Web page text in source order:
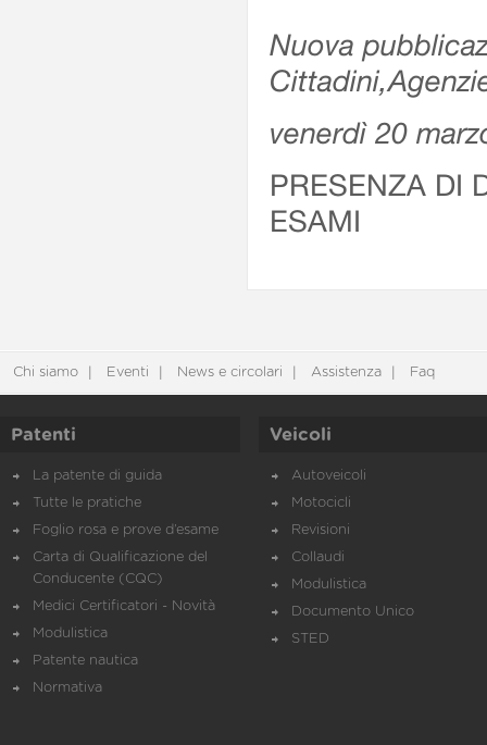
Nuova
venerdì 20
PRESENZA DI
ESAMI
Chi siamo Eventi News e circolari Assistenza Faq
Patenti
La patente di guida
Tutte le pratiche
Foglio rosa e prove d’esame
Carta di Qualificazione del
Conducente (CQC)
Medici Certificatori - Novità
Modulistica
Patente nautica
Normativa
Veicoli
Autoveicoli
Motocicli
Revisioni
Collaudi
Modulistica
Documento Unico
STED